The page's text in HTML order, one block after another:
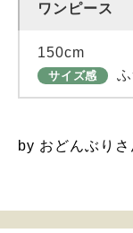
ワンピース
150cm
サイズ感
by おどんぶり